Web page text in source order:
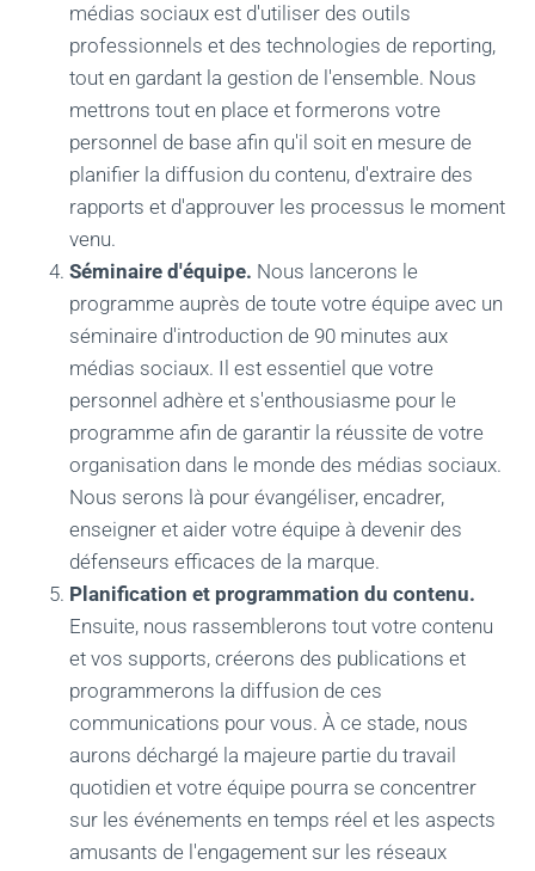
médias sociaux est d'utiliser des outils
professionnels et des technologies de reporting,
tout en gardant la gestion de l'ensemble. Nous
mettrons tout en place et formerons votre
personnel de base afin qu'il soit en mesure de
planifier la diffusion du contenu, d'extraire des
rapports et d'approuver les processus le moment
venu.
Séminaire d'équipe. Nous lancerons le
programme auprès de toute votre équipe avec un
séminaire d'introduction de 90 minutes aux
médias sociaux. Il est essentiel que votre
personnel adhère et s'enthousiasme pour le
programme afin de garantir la réussite de votre
organisation dans le monde des médias sociaux.
Nous serons là pour évangéliser, encadrer,
enseigner et aider votre équipe à devenir des
défenseurs efficaces de la marque.
Planification et programmation du contenu.
Ensuite, nous rassemblerons tout votre contenu
et vos supports, créerons des publications et
programmerons la diffusion de ces
communications pour vous. À ce stade, nous
aurons déchargé la majeure partie du travail
quotidien et votre équipe pourra se concentrer
sur les événements en temps réel et les aspects
amusants de l'engagement sur les réseaux